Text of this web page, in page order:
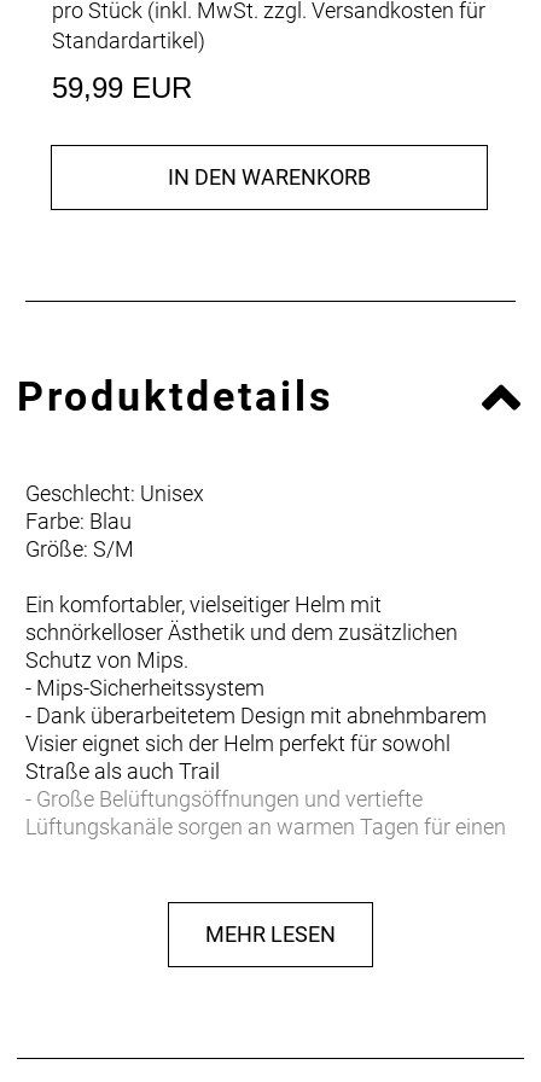
pro Stück (inkl. MwSt. zzgl. Versandkosten für
Standardartikel)
59,99 EUR
IN DEN WARENKORB
Produktdetails
Geschlecht: Unisex
Farbe: Blau
Größe: S/M
Ein komfortabler, vielseitiger Helm mit
schnörkelloser Ästhetik und dem zusätzlichen
Schutz von Mips.
- Mips-Sicherheitssystem
- Dank überarbeitetem Design mit abnehmbarem
Visier eignet sich der Helm perfekt für sowohl
Straße als auch Trail
- Große Belüftungsöffnungen und vertiefte
Lüftungskanäle sorgen an warmen Tagen für einen
einfache und sichere Verstellbarkeit mit nur einer
- Feste Riementeiler sind sicher, lassen sich einfach
MEHR LESEN